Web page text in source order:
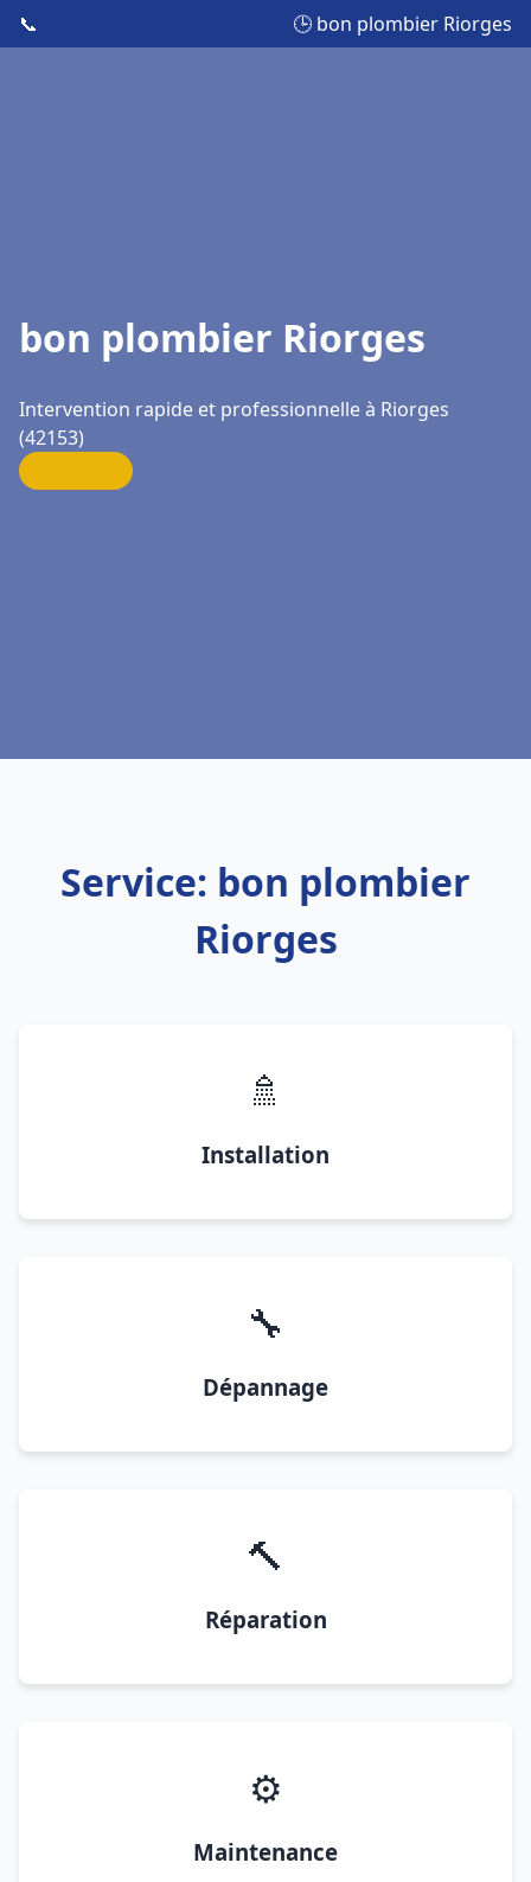
📞 🕒 bon plombier Riorges
bon plombier Riorges
Intervention rapide et professionnelle à Riorges
(42153)
Service: bon plombier
Riorges
🚿
Installation
🔧
Dépannage
🔨
Réparation
⚙️
Maintenance